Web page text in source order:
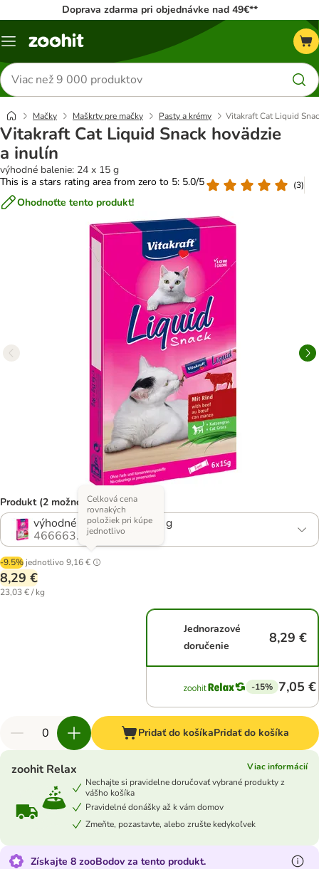
Doprava zdarma pri objednávke nad 49€**
Kategórie
Hľadať
produkty
Mačky Maškrty pre mačky Pasty a krémy Vitakraft Cat Liquid
Vitakraft Cat Liquid Snack hovädzie
a inulín
výhodné balenie: 24 x 15 g
This is a stars rating area from zero to 5: 5.0/5
(3)
Ohodnoťte tento produkt!
Produkt (2 možností)
výhodné balenie: 24 x 15 g
466663.1
-9.5% jednotlivo 9,16 €
Celková cena
rovnakých
položiek pri kúpe
jednotlivo
8,29 €
23,03 € / kg
Jednorazové
doručenie
8,29 €
-15% 7,05 €
Pridať do košíkaPridať do košíka
zoohit Relax
Viac informácií
Nechajte si pravidelne doručovať vybrané produkty z
vášho košíka
Pravidelné donášky až k vám domov
Zmeňte, pozastavte, alebo zrušte kedykoľvek
Získajte 8 zooBodov za tento produkt.